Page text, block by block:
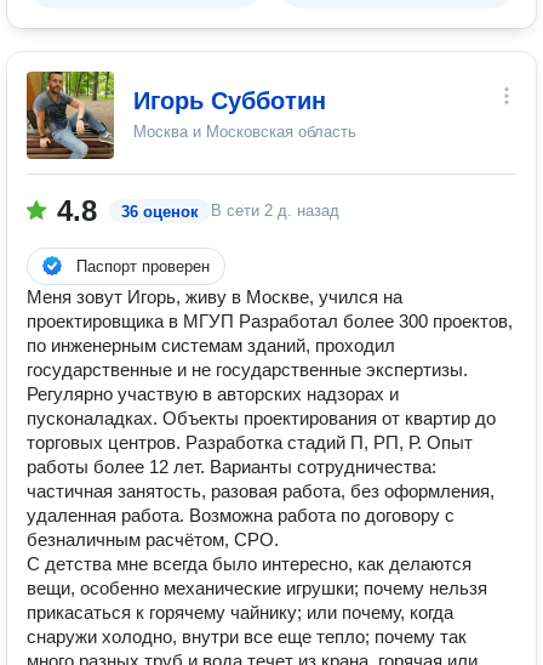
Игорь Субботин
Москва и Московская область
4.8 36 оценок В сети 2 д. назад
Паспорт проверен
Меня зовут Игорь, живу в Москве, учился на
проектировщика в МГУП Разработал более 300 проектов,
по инженерным системам зданий, проходил
государственные и не государственные экспертизы.
Регулярно участвую в авторских надзорах и
пусконаладках. Объекты проектирования от квартир до
торговых центров. Разработка стадий П, РП, Р. Опыт
работы более 12 лет. Варианты сотрудничества:
частичная занятость, разовая работа, без оформления,
удаленная работа. Возможна работа по договору с
безналичным расчётом, СРО.
С детства мне всегда было интересно, как делаются
вещи, особенно механические игрушки; почему нельзя
прикасаться к горячему чайнику; или почему, когда
снаружи холодно, внутри все еще тепло; почему так
много разных труб и вода течет из крана, горячая или